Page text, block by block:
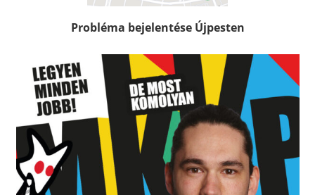
Probléma bejelentése Újpesten